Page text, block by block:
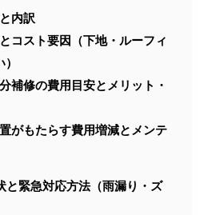
内訳
コスト要因（下地・ルーフィ
補修の費用目安とメリット・
がもたらす費用増減とメンテ
と緊急対応方法（雨漏り・ズ